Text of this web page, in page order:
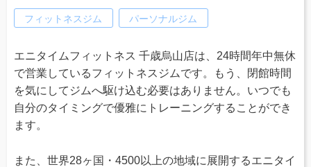
フィットネスジム パーソナルジム
エニタイムフィットネス 千歳烏山店は、24時間年中無休
で営業しているフィットネスジムです。もう、閉館時間
を気にしてジムへ駆け込む必要はありません。いつでも
自分のタイミングで優雅にトレーニングすることができ
ます。
また、世界28ヶ国・4500以上の地域に展開するエニタイ